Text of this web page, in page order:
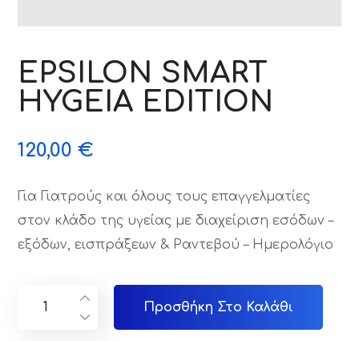
EPSILON SMART
HYGEIA EDITION
120,00€
Για Γιατρούς και όλους τους επαγγελματίες
στον κλάδο της υγείας με διαχείριση εσόδων –
εξόδων, εισπράξεων & Ραντεβού – Ημερολόγιο
Προσθήκη Στο Καλάθι